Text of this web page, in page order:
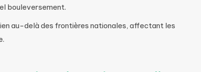
bouleversement.
au-delà des frontières nationales, affectant les